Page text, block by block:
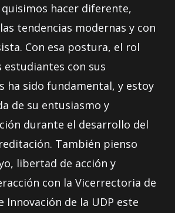
hacer diferente,
tendencias modernas y con
Con esa postura, el rol
estudiantes con sus
ha sido fundamental, y estoy
de su entusiasmo y
durante el desarrollo del
También pienso
libertad de acción y
con la Vicerrectoria de
Innovación de la UDP este